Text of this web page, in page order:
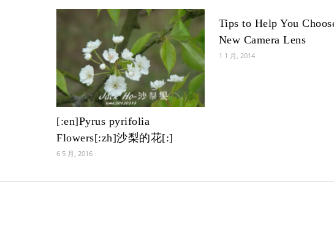
[:en]Pyrus pyrifolia
Flowers[:zh]沙梨的花[:]
6 5 月, 2016
Tips to Help You
New Camera Lens
1 1 月, 2014